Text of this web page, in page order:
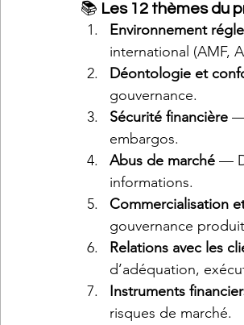
📚 Les 12 thèmes du
Environnement
international (AMF,
Déontologie et
gouvernance.
Sécurité financière —
embargos.
Abus de marché —
informations.
Commercialisation
gouvernance
Relations avec les
d’adéquation,
Instruments
risques de marché.